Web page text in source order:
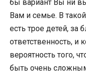
бы вариант Вы ни
Вам и семье. В
есть трое детей, за
ответственность, и
вероятность того,
быть очень